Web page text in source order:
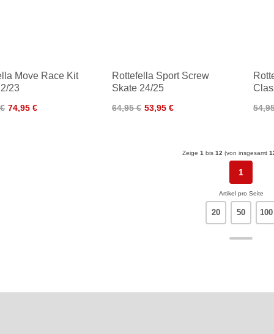
Move Race Kit
23
74,95 €
Rottefella Sport Screw
Skate 24/25
64,95 € 53,95 €
Zeige 1 bis 12 (von insgesamt
1
Artikel pro Seite
20 50 100